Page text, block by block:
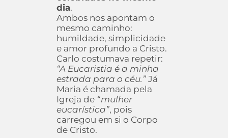
dia.
Ambos nos apontam o
mesmo caminho:
humildade, simplicidade
e amor profundo a Cristo.
Carlo costumava repetir:
“A Eucaristia é a minha
estrada para o céu.” Já
Maria é chamada pela
Igreja de “mulher
eucarística”, pois
carregou em si o Corpo
de Cristo.